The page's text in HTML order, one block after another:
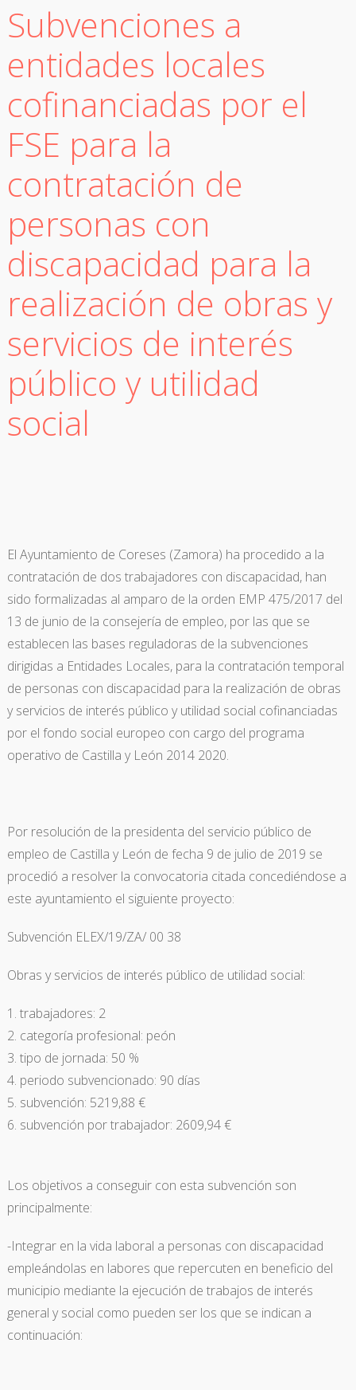
Subvenciones a
entidades locales
cofinanciadas por el
FSE para la
contratación de
personas con
discapacidad para la
realización de obras y
servicios de interés
público y utilidad
social
El Ayuntamiento de Coreses (Zamora) ha procedido a la
contratación de dos trabajadores con discapacidad, han
sido formalizadas al amparo de la orden EMP 475/2017 del
13 de junio de la consejería de empleo, por las que se
establecen las bases reguladoras de la subvenciones
dirigidas a Entidades Locales, para la contratación temporal
de personas con discapacidad para la realización de obras
y servicios de interés público y utilidad social cofinanciadas
por el fondo social europeo con cargo del programa
operativo de Castilla y León 2014 2020.
Por resolución de la presidenta del servicio público de
empleo de Castilla y León de fecha 9 de julio de 2019 se
procedió a resolver la convocatoria citada concediéndose a
este ayuntamiento el siguiente proyecto:
Subvención ELEX/19/ZA/ 00 38
Obras y servicios de interés público de utilidad social:
trabajadores: 2
categoría profesional: peón
tipo de jornada: 50 %
periodo subvencionado: 90 días
subvención: 5219,88 €
subvención por trabajador: 2609,94 €
Los objetivos a conseguir con esta subvención son
principalmente:
-Integrar en la vida laboral a personas con discapacidad
empleándolas en labores que repercuten en beneficio del
municipio mediante la ejecución de trabajos de interés
general y social como pueden ser los que se indican a
continuación: